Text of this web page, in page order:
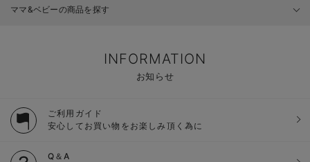
ママ&ベビーの商品を探す
INFORMATION
お知らせ
ご利用ガイド
安心してお買い物をお楽しみ頂く為に
Q＆A